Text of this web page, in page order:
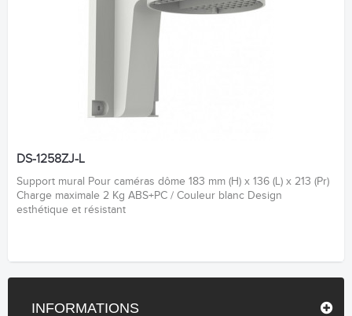
DS-1258ZJ-L
Support mural Pour caméras dôme 183 mm (H) x 136 (L) x 213 (Pr)
Charge maximale 2 Kg ABS+PC / Couleur blanc Design
esthétique et résistant
INFORMATIONS